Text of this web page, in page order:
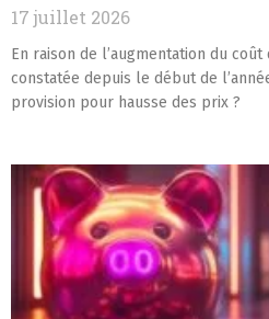
17 juillet 2026
En raison de l’augmentation du
constatée depuis le début de
provision pour hausse des prix ?